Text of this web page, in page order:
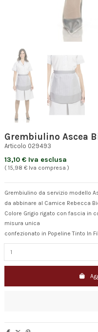
Grembiulino Ascea
Articolo 029493
13,10 € Iva esclusa
( 15,98 € Iva compresa )
Grembiulino da servizio modello
da abbinare al Camice Rebecca
Colore Grigio rigato con fascia in
misura unica
confezionato in Popeline Tinto In